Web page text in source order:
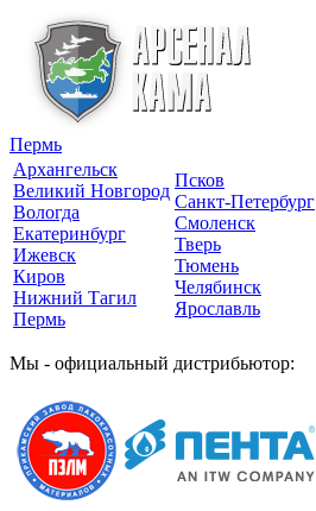
Пермь
Архангельск
Великий Новгород
Вологда
Екатеринбург
Ижевск
Киров
Нижний Тагил
Пермь
Псков
Санкт-Петербург
Смоленск
Тверь
Тюмень
Челябинск
Ярославль
Мы - официальный дистрибьютор: